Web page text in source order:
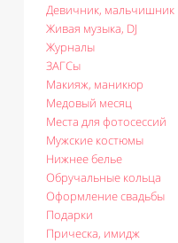
Девичник, мальчишник
Живая музыка, DJ
Журналы
ЗАГСы
Макияж, маникюр
Медовый месяц
Места для фотосессий
Мужские костюмы
Нижнее белье
Обручальные кольца
Оформление свадьбы
Подарки
Прическа, имидж